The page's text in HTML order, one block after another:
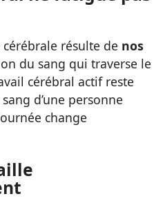
résulte de nos
du sang qui traverse le
cérébral actif reste
d’une personne
change